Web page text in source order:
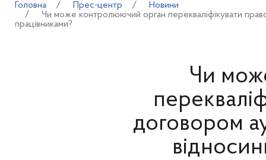
Головна Прес-центр
Новини
Чи може контролюючий орган перекваліфікувати
працівниками?
Чи
договором